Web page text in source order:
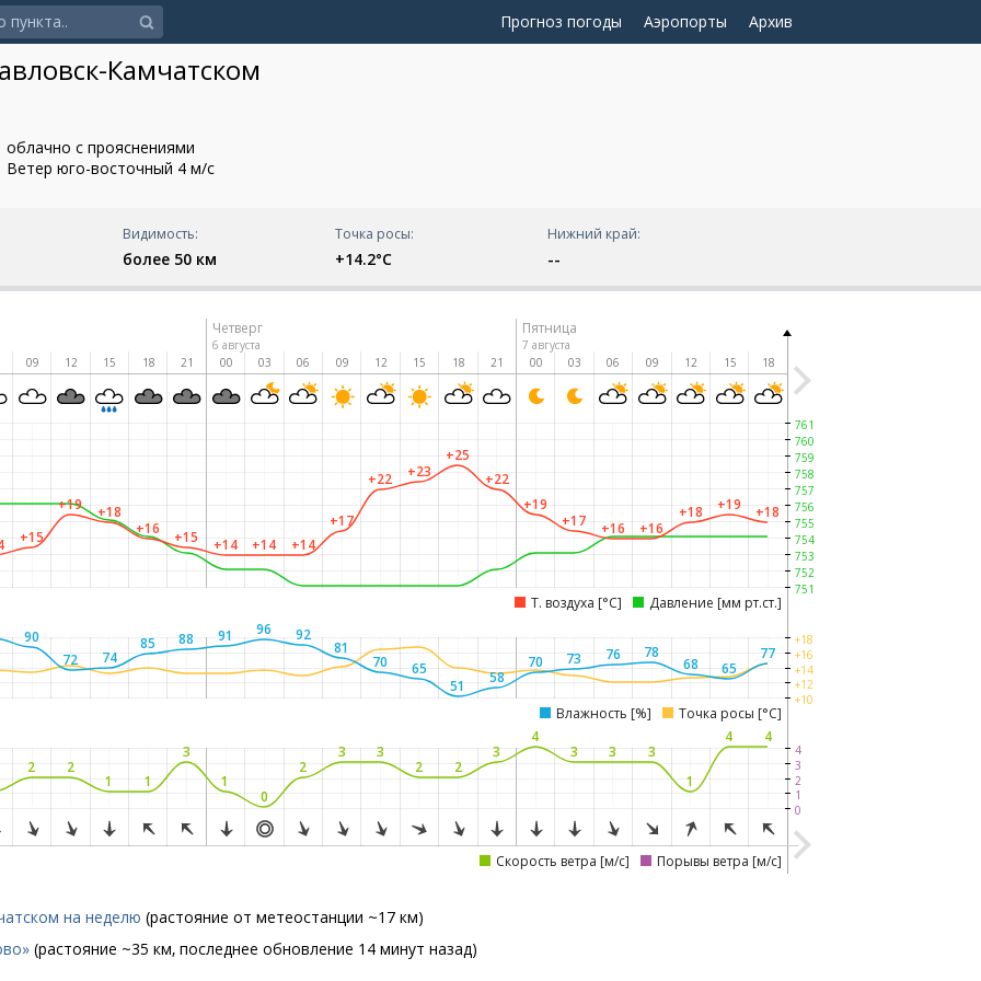
Прогноз погоды Аэропорты Архив
Камчатском
облачно с прояснениями
Ветер юго-восточный 4 м/с
Видимость:
более 50 км
Точка росы:
+14.2°C
Нижний край:
--
09 12 15 18 21
Четверг
6 августа
00
03 06 09 12 15 18 21
Пятница
7 августа
00
03 06 09 12 15 18
+15
+19
+18
+16
+15 +14 +14 +14
+17
+22 +23
+25
+22
+19
+17
+16 +16
+18 +19 +18
90
72
74
85 88 91 96 92
81
70
65
51
58
70 73 76 78
68 65
77
2 2
1 1
3
1
0
2
3
3
2
2
3
4
3
3
3
1
4 4
761
760
759
758
757
756
755
754
753
752
751
Давление [мм рт.ст.]
Т. воздуха [°C]
+18
+16
+14
+12
+10
Точка росы [°C]
Влажность [%]
4
3
2
1
0
Порывы ветра [м/с]
Скорость ветра [м/с]
на неделю (растояние от метеостанции ~17 км)
(растояние ~35 км, последнее обновление 14 минут назад)